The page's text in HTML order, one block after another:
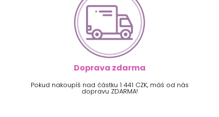
Doprava zdarma
Pokud nakoupíš nad částku 1 441 CZK, máš od nás
dopravu ZDARMA!